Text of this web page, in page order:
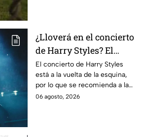
¿Lloverá en el concierto
de Harry Styles? El
pronóstico del clima
para este viernes en
CDMX
El concierto de Harry Styles
está a la vuelta de la esquina,
por lo que se recomienda a las
y los fanáticos revisar el clima
06 agosto, 2026